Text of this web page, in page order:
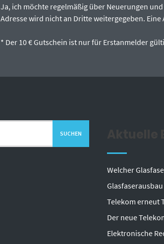
Ja, ich möchte regelmäßig über Neuerungen
Adresse wird nicht an Dritte weitergegeben.
* Der 10 € Gutschein ist nur für Erstanmelder
SUCHEN
Welcher
Telekom erneut
Der neue
Elektronische